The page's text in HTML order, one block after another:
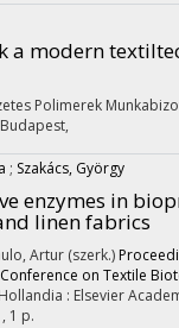
a modern
Polimerek
,
; Szakács, György
enzymes in
linen fabrics
Artur (szerk.)
on Textile
: Elsevier
1 p.